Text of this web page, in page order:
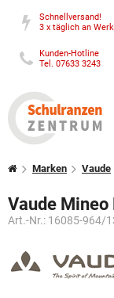
Schnellversand!
3 x täglich an
Kunden-Hotline
Tel. 07633 3243
Marken Vaude
Vaude
Art.-Nr.: 16085-964/